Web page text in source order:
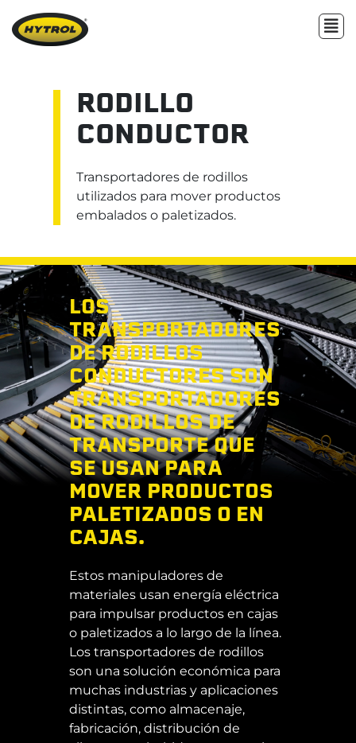
RODILLO
CONDUCTOR
Transportadores de rodillos
utilizados para mover productos
embalados o paletizados.
LOS
TRANSPORTADORES
DE RODILLOS
CONDUCTORES SON
TRANSPORTADORES
DE RODILLOS DE
TRANSPORTE QUE
SE USAN PARA
MOVER PRODUCTOS
PALETIZADOS O EN
CAJAS.
Estos manipuladores de
materiales usan energía eléctrica
para impulsar productos en cajas
o paletizados a lo largo de la línea.
Los transportadores de rodillos
son una solución económica para
muchas industrias y aplicaciones
distintas, como almacenaje,
fabricación, distribución de